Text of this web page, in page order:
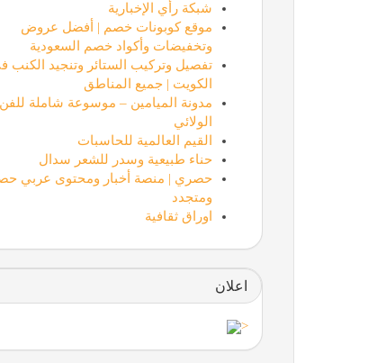
شبكة رأي الإخبارية
موقع كوبونات خصم | أفضل عروض
وتخفيضات وأكواد خصم السعودية
تفصيل وتركيب الستائر وتنجيد الكنب
الكويت | جميع المناطق
مدونة الميامين – موسوعة شاملة للفن
الولائي
القيم العالمية للحاسبات
حناء طبيعية وسدر للشعر سدال
حصري | منصة أخبار ومحتوى عربي
ومتجدد
اوراق ثقافية
اعلان
<